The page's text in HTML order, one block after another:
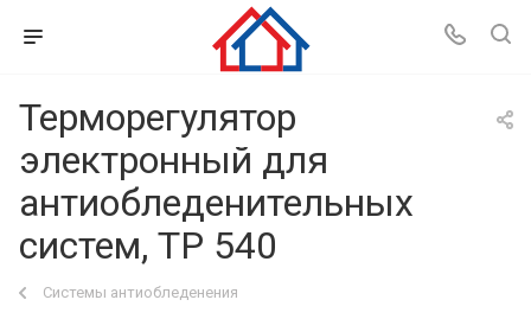
Терморегулятор
электронный для
антиобледенительных
систем, ТР 540
Системы антиобледенения